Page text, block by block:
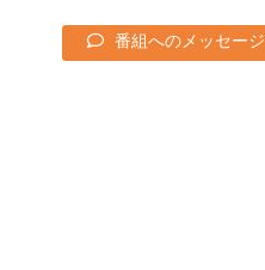
番組へのメッセージ